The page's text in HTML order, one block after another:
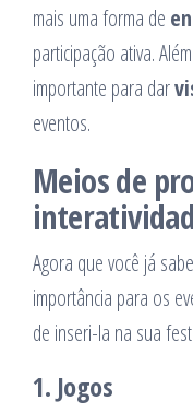
mais uma forma de
participação ativa.
importante para dar
eventos.
Meios de
Agora que você já
importância para os
de inseri-la na sua
1. Jogos